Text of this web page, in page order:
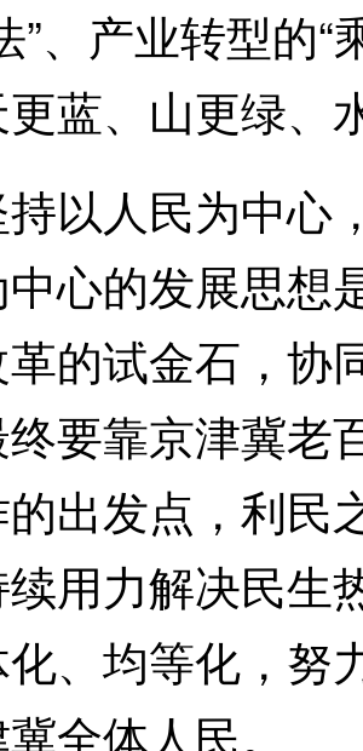
”、产业转型的
蓝、山更绿、
人民为中心
中心的发展思想
的试金石，协
要靠京津冀老
出发点，利民
用力解决民生
、均等化，努
全体人民。